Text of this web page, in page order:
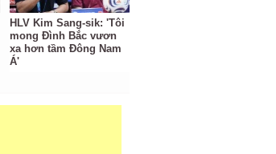
HLV Kim Sang-sik: 'Tôi
mong Đình Bắc vươn
xa hơn tầm Đông Nam
Á'